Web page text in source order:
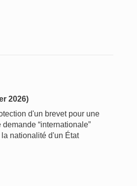
2026)
d'un brevet pour une
“internationale”
nationalité d'un État